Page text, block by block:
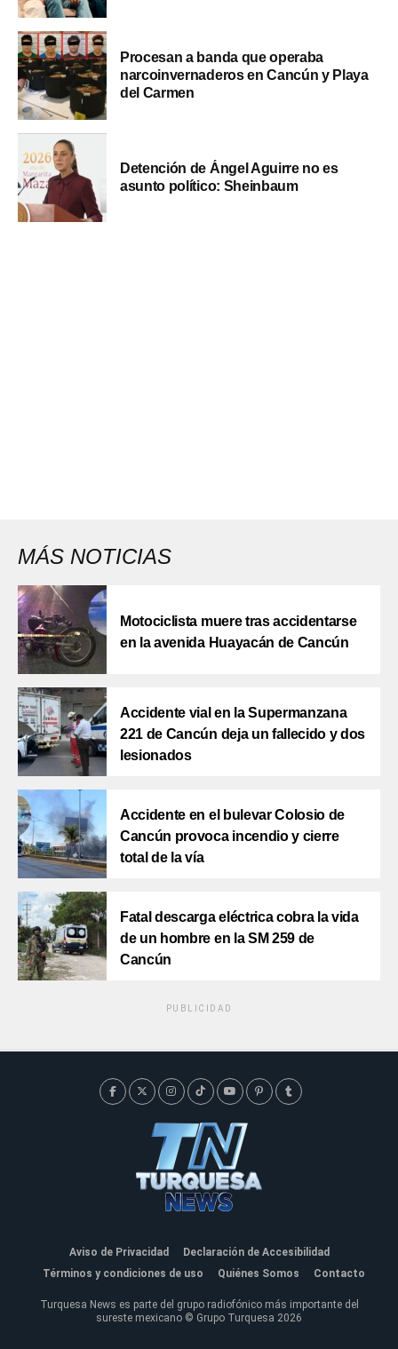
Procesan a banda que operaba
narcoinvernaderos en Cancún y Playa
del Carmen
Detención de Ángel Aguirre no es
asunto político: Sheinbaum
MÁS NOTICIAS
Motociclista muere tras accidentarse
en la avenida Huayacán de Cancún
Accidente vial en la Supermanzana
221 de Cancún deja un fallecido y dos
lesionados
Accidente en el bulevar Colosio de
Cancún provoca incendio y cierre
total de la vía
Fatal descarga eléctrica cobra la vida
de un hombre en la SM 259 de
Cancún
PUBLICIDAD
Aviso de Privacidad
Declaración de Accesibilidad
Términos y condiciones de uso
Quiénes Somos Contacto
Turquesa News es parte del grupo radiofónico más importante del
sureste mexicano © Grupo Turquesa 2026